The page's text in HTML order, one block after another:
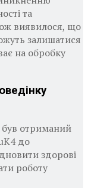
та
виявилося, що
залишатися
на обробку
був отриманий
до
здорові
роботу